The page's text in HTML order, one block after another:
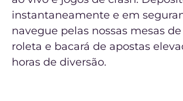
instantaneamente e em
navegue pelas nossas mesas
roleta e bacará de apostas
horas de diversão.